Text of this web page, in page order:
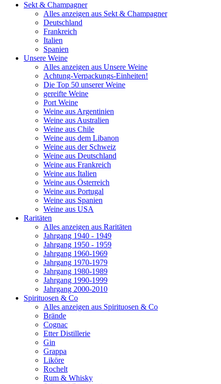
Sekt & Champagner
Alles anzeigen aus Sekt & Champagner
Deutschland
Frankreich
Italien
Spanien
Unsere Weine
Alles anzeigen aus Unsere Weine
Achtung-Verpackungs-Einheiten!
Die Top 50 unserer Weine
gereifte Weine
Port Weine
Weine aus Argentinien
Weine aus Australien
Weine aus Chile
Weine aus dem Libanon
Weine aus der Schweiz
Weine aus Deutschland
Weine aus Frankreich
Weine aus Italien
Weine aus Österreich
Weine aus Portugal
Weine aus Spanien
Weine aus USA
Raritäten
Alles anzeigen aus Raritäten
Jahrgang 1940 - 1949
Jahrgang 1950 - 1959
Jahrgang 1960-1969
Jahrgang 1970-1979
Jahrgang 1980-1989
Jahrgang 1990-1999
Jahrgang 2000-2010
Spirituosen & Co
Alles anzeigen aus Spirituosen & Co
Brände
Cognac
Etter Distillerie
Gin
Grappa
Liköre
Rochelt
Rum & Whisky